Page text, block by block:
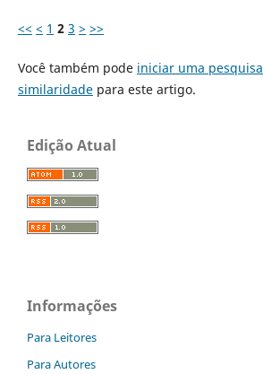
<< < 1 2 3 > >>
Você também pode iniciar uma
similaridadepara este artigo.
Edição Atual
Informações
Para Leitores
Para Autores